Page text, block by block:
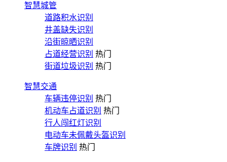
智慧城管
道路积水识别
井盖缺失识别
沿街晾晒识别
占道经营识别 热门
街道垃圾识别 热门
智慧交通
车辆违停识别 热门
机动车占道识别 热门
行人闯红灯识别
电动车未佩戴头盔识别
车牌识别 热门